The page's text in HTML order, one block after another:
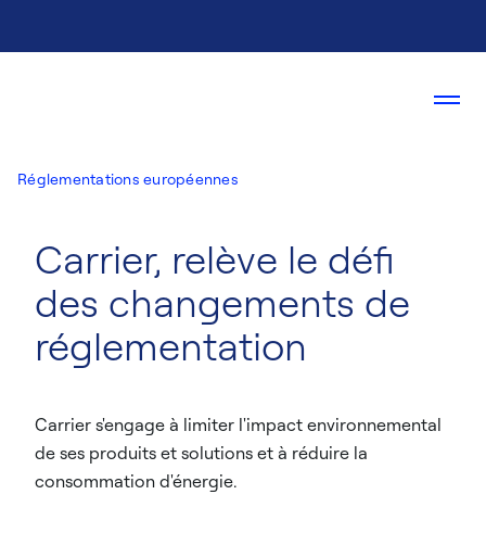
Réglementations européennes
Carrier, relève le défi
des changements de
réglementation
Carrier s'engage à limiter l'impact environnemental
de ses produits et solutions et à réduire la
consommation d'énergie.